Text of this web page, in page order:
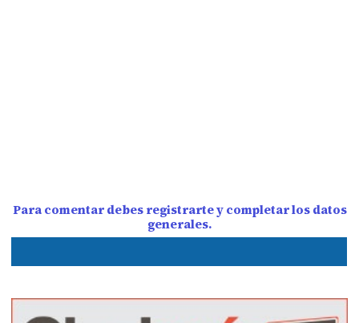
Para comentar debes registrarte y completar los datos
generales.